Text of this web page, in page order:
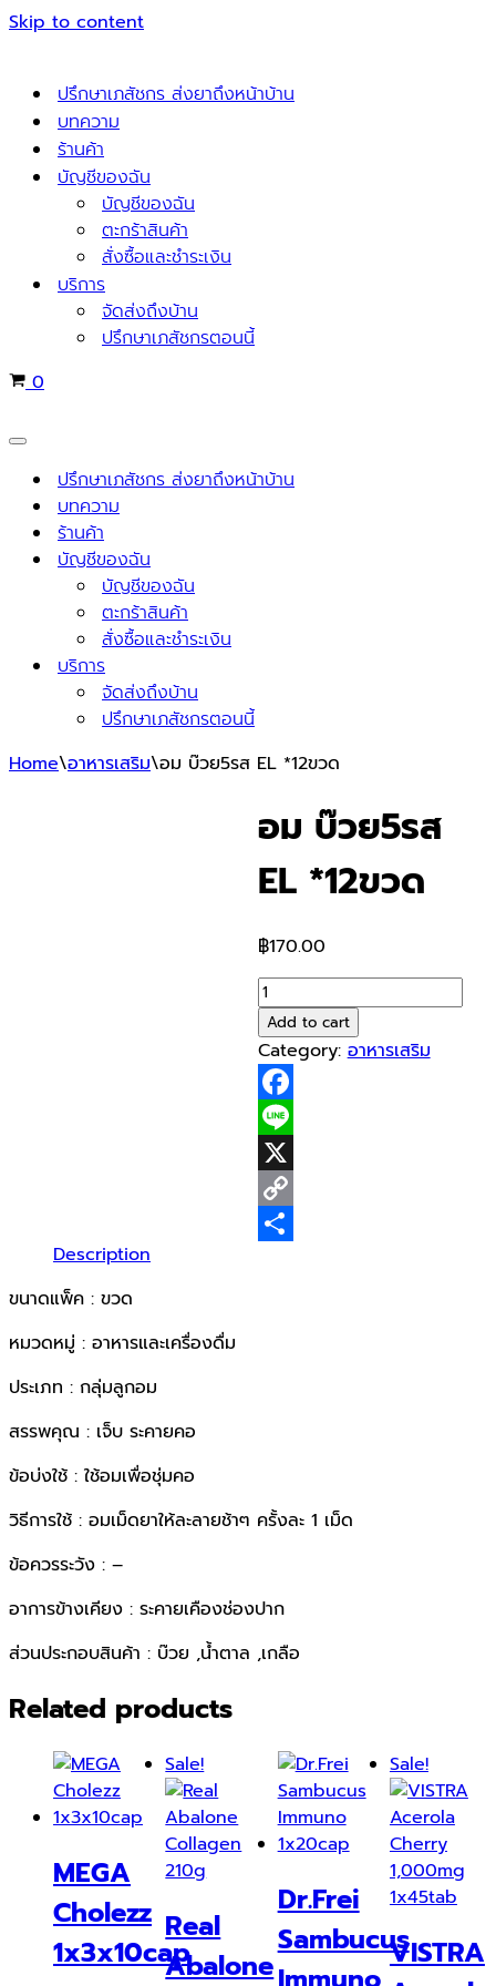
Skip to content
ปรึกษาเภสัชกร ส่งยาถึงหน้าบ้าน
บทความ
ร้านค้า
บัญชีของฉัน
บัญชีของฉัน
ตะกร้าสินค้า
สั่งซื้อและชำระเงิน
บริการ
จัดส่งถึงบ้าน
ปรึกษาเภสัชกรตอนนี้
Cart
0
Navigation
Menu ปรึกษาเภสัชกร ส่งยาถึงหน้าบ้าน
บทความ
ร้านค้า
บัญชีของฉัน
บัญชีของฉัน
ตะกร้าสินค้า
สั่งซื้อและชำระเงิน
บริการ
จัดส่งถึงบ้าน
ปรึกษาเภสัชกรตอนนี้
Home\อาหารเสริม\อม บ๊วย5รส EL *12ขวด
อม บ๊วย5รส
EL *12ขวด
฿170.00
อม
บ๊วย5รส
EL
*12ขวด
quantity
Add to cart
Category:อาหารเสริม
Facebook
Line
X
Copy
Description
ขนาดแพ็ค : ขวด
หมวดหมู่ : อาหารและเครื่องดื่ม
ประเภท : กลุ่มลูกอม
สรรพคุณ : เจ็บ ระคายคอ
ข้อบ่งใช้ : ใช้อมเพื่อชุ่มคอ
วิธีการใช้ : อมเม็ดยาให้ละลายช้าๆ ครั้งละ 1 เม็ด
ข้อควรระวัง : –
อาการข้างเคียง : ระคายเคืองช่องปาก
ส่วนประกอบสินค้า : บ๊วย ,น้ำตาล ,เกลือ
Related products
MEGA
Cholezz
1x3x10cap
Sale!
Real
Abalone
Dr.Frei
Sambucus
Sale!
VISTRA